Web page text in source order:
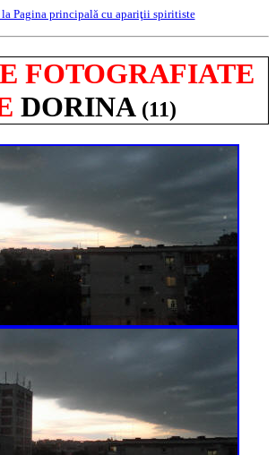
Pagina principală cu apariţii spiritiste
FOTOGRAFIATE
DORINA (11)